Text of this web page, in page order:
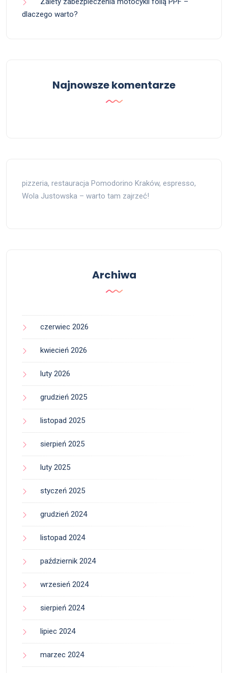
dlaczego warto?
Najnowsze komentarze
pizzeria, restauracja Pomodorino Kraków, espresso,
Wola Justowska – warto tam zajrzeć!
Archiwa
czerwiec 2026
kwiecień 2026
luty 2026
grudzień 2025
listopad 2025
sierpień 2025
luty 2025
styczeń 2025
grudzień 2024
listopad 2024
październik 2024
wrzesień 2024
sierpień 2024
lipiec 2024
marzec 2024